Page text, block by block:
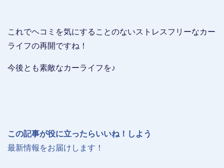
これでヘコミを気にすることのないストレスフリーなカー
ライフの再開ですね！
今後とも素敵なカーライフを♪
この記事が役に立ったらいいね！しよう
最新情報をお届けします！